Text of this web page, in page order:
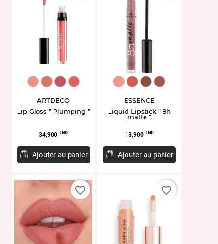
ART1940.16
ART1940.21
ART1940.35
ART1940.10
ARTDECO
Lip Gloss " Plumping "
Prix
34,900 TND
Ajouter au panier
EL937168.04
EL940827.12
EL937165.01
EL949164.16
ESSENCE
Liquid Lipstick " 8h
matte "
Prix
13,900 TND
Ajouter au panier
favorite_border favorite_border